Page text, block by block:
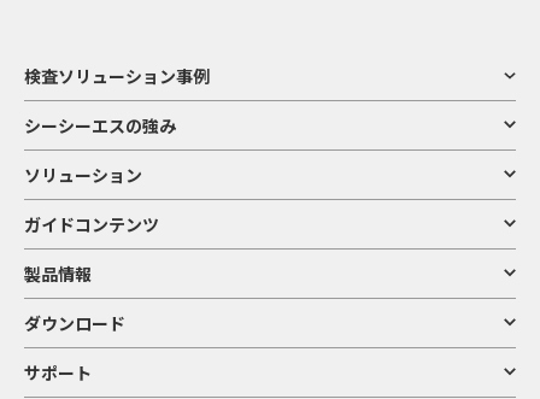
検査ソリューション事例
シーシーエスの強み
ソリューション
ガイドコンテンツ
製品情報
ダウンロード
サポート